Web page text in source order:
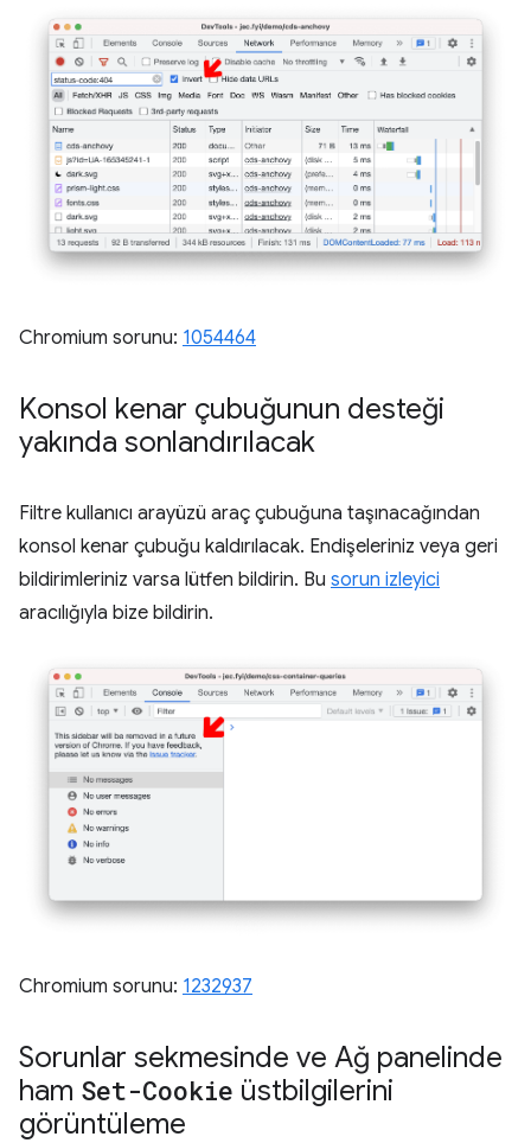
Chromium sorunu: 1054464
Konsol kenar çubuğunun desteği
yakında sonlandırılacak
Filtre kullanıcı arayüzü araç çubuğuna taşınacağından
konsol kenar çubuğu kaldırılacak. Endişeleriniz veya geri
bildirimleriniz varsa lütfen bildirin. Bu sorun izleyici
aracılığıyla bize bildirin.
Chromium sorunu: 1232937
Sorunlar sekmesinde ve Ağ panelinde
ham Set-Cookie üstbilgilerini
görüntüleme